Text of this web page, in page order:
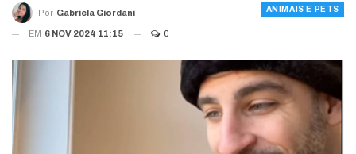
ANIMAIS E PETS
Por Gabriela Giordani
EM 6 NOV 2024 11:15 0